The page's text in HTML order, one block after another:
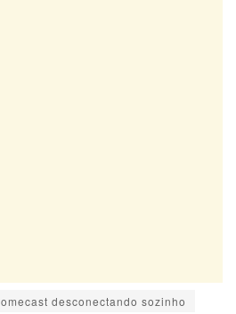
desconectando sozinho